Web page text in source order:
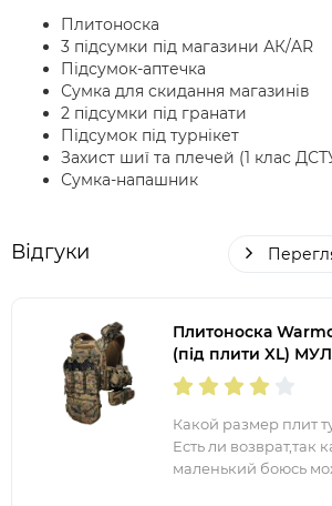
Плитоноска
3 підсумки під магазини АК/AR
Підсумок-аптечка
Сумка для скидання магазинів
2 підсумки під гранати
Підсумок під турнікет
Захист шиї та плечей (1 клас
Сумка-напашник
Відгуки
Плитоноска
(під плити XL)
підсумків
Какой размер плит
Есть ли возврат,так
маленький боюсь